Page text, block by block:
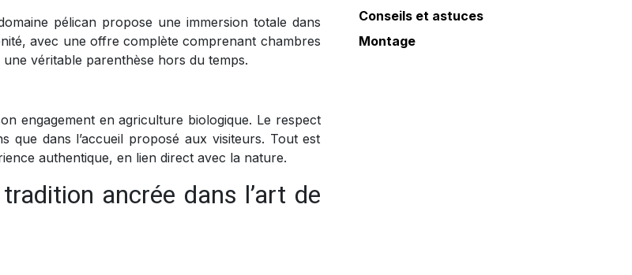
pélican propose une immersion totale dans
avec une offre complète comprenant chambres
une véritable parenthèse hors du temps.
engagement en agriculture biologique. Le respect
que dans l’accueil proposé aux visiteurs. Tout est
authentique, en lien direct avec la nature.
ancrée dans l’art de
Conseils et astuces
Montage